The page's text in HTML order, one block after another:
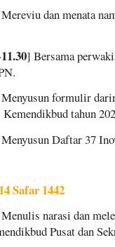
dan menata
] Bersama
formulir
tahun
Daftar 37
Safar 1442
narasi dan
Pusat dan